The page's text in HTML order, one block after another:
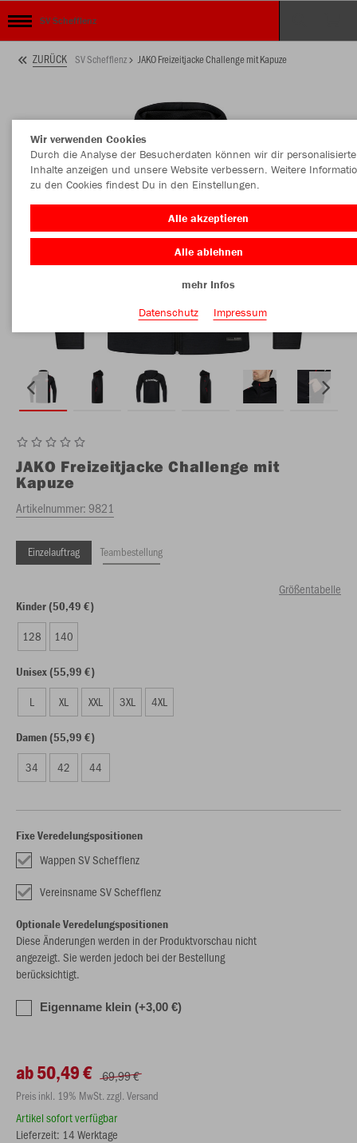
SV Schefflenz
ZURÜCK SV Schefflenz JAKO Freizeitjacke Challenge mit Kapuze
JAKO Freizeitjacke Challenge mit
Kapuze
Artikelnummer:9821
Einzelauftrag Teambestellung
Größentabelle
Kinder (50,49 €)
128 140
Unisex (55,99 €)
L XL XXL 3XL 4XL
Damen (55,99 €)
34 42 44
Fixe Veredelungspositionen
Wappen SV Schefflenz
Vereinsname SV Schefflenz
Optionale Veredelungspositionen
Diese Änderungen werden in der Produktvorschau nicht
angezeigt. Sie werden jedoch bei der Bestellung
berücksichtigt.
Eigenname klein (+3,00 €)
ab 50,49 € 69,99 €
Preis inkl. 19% MwSt. zzgl. Versand
Artikel sofort verfügbar
Lieferzeit: 14 Werktage
Wir verwenden Cookies
Durch die Analyse der Besucherdaten können wir dir personalisierte
Inhalte anzeigen und unsere Website verbessern. Weitere
zu den Cookies findest Du in den Einstellungen.
Alle akzeptieren
Alle ablehnen
mehr Infos
Datenschutz
Impressum